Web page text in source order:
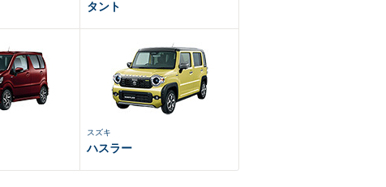
タント
スズキ
ハスラー